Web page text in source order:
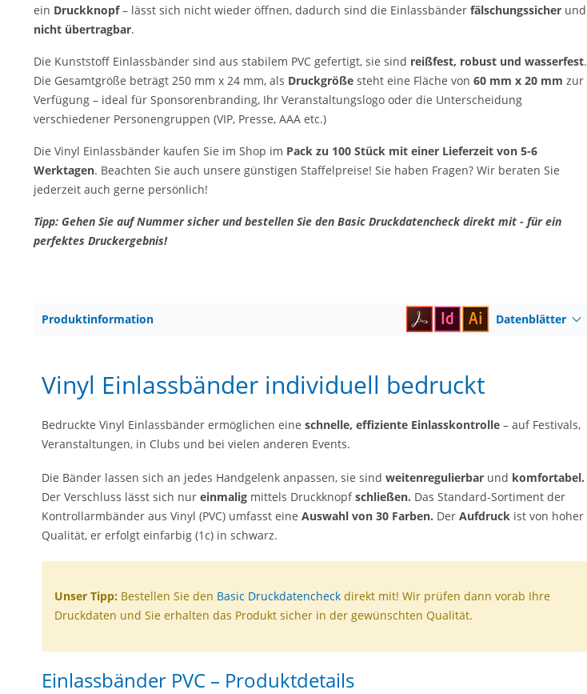
ein Druckknopf– lässt sich nicht wieder öffnen, dadurch sind die Einlassbänder fälschungssicher und
nicht übertragbar.
Die Kunststoff Einlassbänder sind aus stabilem PVC gefertigt, sie sind reißfest, robust und wasserfest.
Die Gesamtgröße beträgt 250 mm x 24 mm, als Druckgröße steht eine Fläche von 60 mm x 20 mm zur
Verfügung – ideal für Sponsorenbranding, Ihr Veranstaltungslogo oder die Unterscheidung
verschiedener Personengruppen (VIP, Presse, AAA etc.)
Die Vinyl Einlassbänder kaufen Sie im Shop im Pack zu 100 Stück mit einer Lieferzeit von 5-6
Werktagen. Beachten Sie auch unsere günstigen Staffelpreise! Sie haben Fragen? Wir beraten Sie
jederzeit auch gerne persönlich!
Tipp: Gehen Sie auf Nummer sicher und bestellen Sie den Basic Druckdatencheck direkt mit - für ein
perfektes Druckergebnis!
Produktinformation Datenblätter
Vinyl Einlassbänder individuell bedruckt
Bedruckte Vinyl Einlassbänder ermöglichen eine schnelle, effiziente Einlasskontrolle – auf Festivals,
Veranstaltungen, in Clubs und bei vielen anderen Events.
Die Bänder lassen sich an jedes Handgelenk anpassen, sie sind weitenregulierbar und komfortabel.
Der Verschluss lässt sich nur einmalig mittels Druckknopfschließen. Das Standard-Sortiment der
Kontrollarmbänder aus Vinyl (PVC) umfasst eine Auswahl von 30 Farben. Der Aufdruck ist von hoher
Qualität, er erfolgt einfarbig (1c) in schwarz.
Unser Tipp: Bestellen Sie den Basic Druckdatencheck direkt mit! Wir prüfen dann vorab Ihre
Druckdaten und Sie erhalten das Produkt sicher in der gewünschten Qualität.
Einlassbänder PVC – Produktdetails